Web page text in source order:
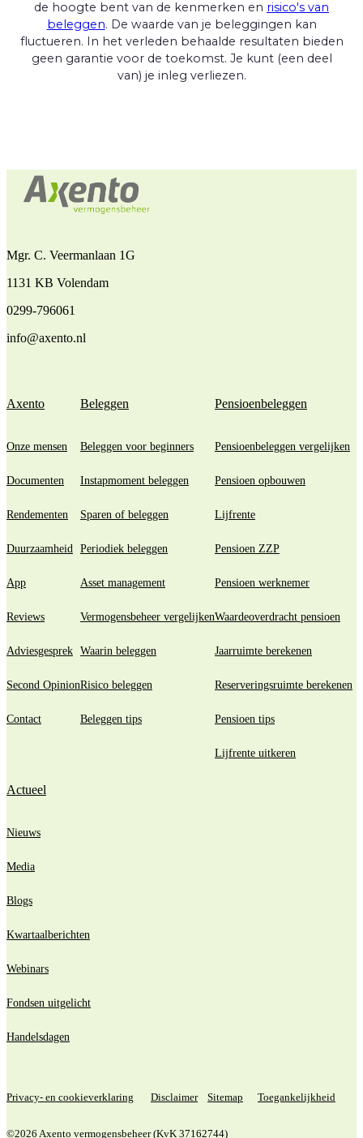
de hoogte bent van de kenmerken en risico's van
beleggen. De waarde van je beleggingen kan
fluctueren. In het verleden behaalde resultaten bieden
geen garantie voor de toekomst. Je kunt (een deel
van) je inleg verliezen.
Mgr. C. Veermanlaan 1G
1131 KB Volendam
0299-796061
info@axento.nl
Axento
Onze mensen
Documenten
Rendementen
Duurzaamheid
App
Reviews
Adviesgesprek
Second Opinion
Contact
Beleggen
Beleggen voor beginners
Instapmoment beleggen
Sparen of beleggen
Periodiek beleggen
Asset management
Vermogensbeheer vergelijken
Waarin beleggen
Risico beleggen
Beleggen tips
Pensioenbeleggen
Pensioenbeleggen vergelijken
Pensioen opbouwen
Lijfrente
Pensioen ZZP
Pensioen werknemer
Waardeoverdracht pensioen
Jaarruimte berekenen
Reserveringsruimte berekenen
Pensioen tips
Lijfrente uitkeren
Actueel
Nieuws
Media
Blogs
Kwartaalberichten
Webinars
Fondsen uitgelicht
Handelsdagen
Privacy- en cookieverklaring Disclaimer Sitemap Toegankelijkheid
©2026 Axento vermogensbeheer (KvK 37162744)